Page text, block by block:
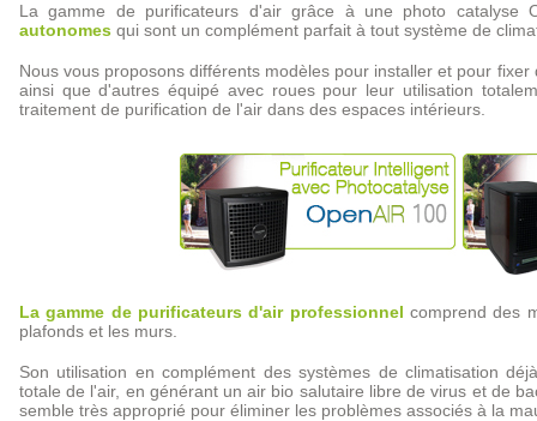
La gamme de purificateurs d'air grâce à une photo catalyse
autonomes qui sont un complément parfait à tout système de
Nous vous proposons différents modèles pour installer et pour
ainsi que d'autres équipé avec roues pour leur utilisation
traitement de purification de l'air dans des espaces intérieurs.
La gamme de purificateurs d'air professionnel comprend des
plafonds et les murs.
Son utilisation en complément des systèmes de climatisation
totale de l'air, en générant un air bio salutaire libre de virus et de
semble très approprié pour éliminer les problèmes associés à la